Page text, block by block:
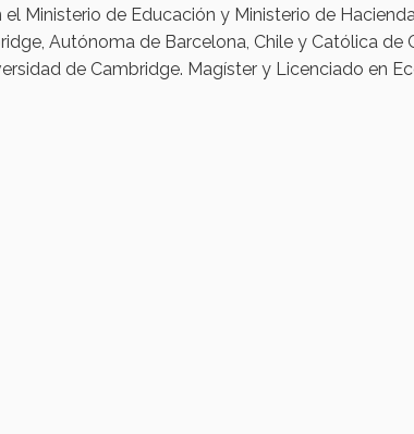
Ministerio de Educación y Ministerio de
Autónoma de Barcelona, ​​Chile y Católica de
de Cambridge. Magíster y Licenciado en